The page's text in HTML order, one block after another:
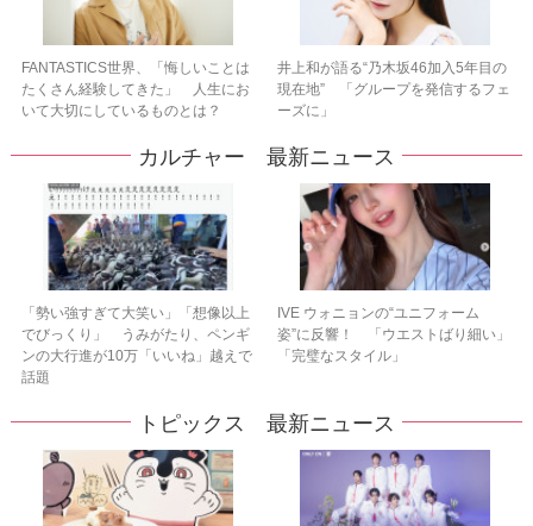
FANTASTICS世界、「悔しいことは
たくさん経験してきた」 人生にお
いて大切にしているものとは？
井上和が語る“乃木坂46加入5年目の
現在地” 「グループを発信するフェ
ーズに」
カルチャー 最新ニュース
「勢い強すぎて大笑い」「想像以上
でびっくり」 うみがたり、ペンギ
ンの大行進が10万「いいね」越えで
話題
IVE ウォニョンの“ユニフォーム
姿”に反響！ 「ウエストばり細い」
「完璧なスタイル」
トピックス 最新ニュース